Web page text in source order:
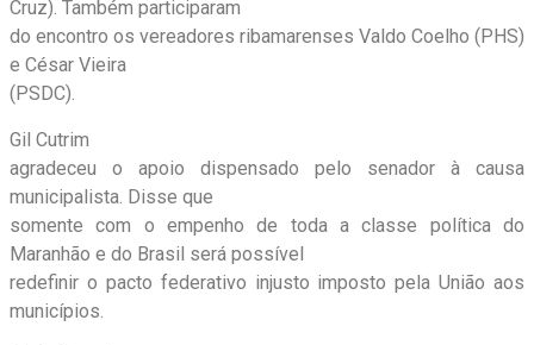
Cruz). Também participaram
do encontro os vereadores ribamarenses Valdo Coelho (PHS)
e César Vieira
(PSDC).
Gil Cutrim
agradeceu o apoio dispensado pelo senador à causa
municipalista. Disse que
somente com o empenho de toda a classe política do
Maranhão e do Brasil será possível
redefinir o pacto federativo injusto imposto pela União aos
municípios.